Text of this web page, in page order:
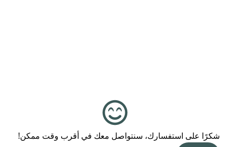
شكرًا على استفسارك، سنتواصل معك في أقرب وقت ممكن!